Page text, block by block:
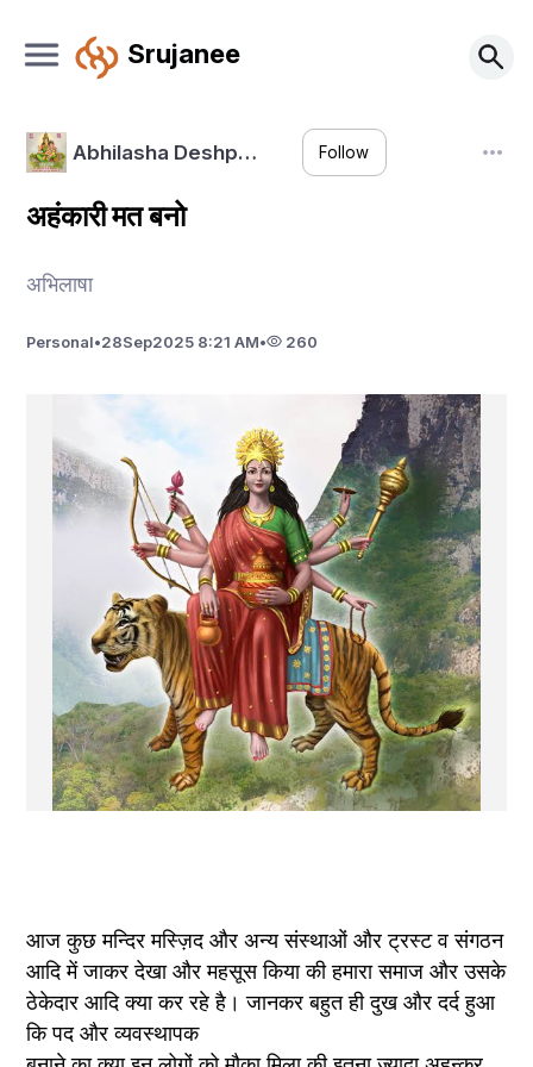
Srujanee
Abhilasha Deshp… Follow
अहंकारी मत बनो
अभिलाषा
Personal•28Sep2025 8:21 AM• 260
आज कुछ मन्दिर मस्ज़िद और अन्य संस्थाओं और ट्रस्ट व संगठन
आदि में जाकर देखा और महसूस किया की हमारा समाज और उसके
ठेकेदार आदि क्या कर रहे है। जानकर बहुत ही दुख और दर्द हुआ
कि पद और व्यवस्थापक